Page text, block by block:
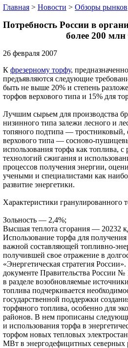
Главная > Новости > Обзоры рынков
Потребность России в
более 200 млн
26 февраля 2007
К фрезерному торфу,
предъявляются следующие
быть не выше 20% и степень
торфов верхового типа и 15% для
Лучшим сырьем для производства
низинного типа залежи лесного и
топяного подтипа — тростниковый,
верхового типа — сосново-
использования торфа как топлива,
технологий сжигания и
процессов получения энергии,
учеными и специалистами как
развитие энергетики.
Характеристики гранулированного
Зольность — 2,4%;
Высшая теплота сгорания — 20232
Использование торфа для получения
важной составляющей топливно-
получившей свое отражение в
«Энергетическая стратегия
документе Правительства России
в разделе возобновляемые
топлива подчеркивается
государственной поддержки
торфяного топлива, особенно для
районов. В нем прописаны
и использования торфа в
торфом новых тепловых
МВт в энергодефицитных